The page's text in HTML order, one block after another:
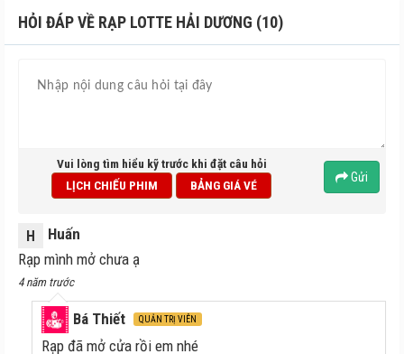
HỎI ĐÁP VỀ RẠP LOTTE HẢI DƯƠNG (10)
Vui lòng tìm hiểu kỹ trước khi đặt câu hỏi
LỊCH CHIẾU PHIM
BẢNG GIÁ VÉ
Gửi
H
Huấn
Rạp mình mở chưa ạ
4 năm trước
Bá Thiết QUẢN TRỊ VIÊN
Rạp đã mở cửa rồi em nhé